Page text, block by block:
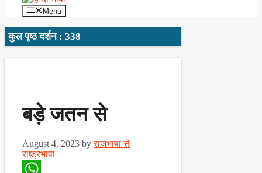
Menu
कुल पृष्ठ दर्शन : 338
बड़े जतन से
August 4, 2023 byराजभाषा से
राष्ट्रभाषा